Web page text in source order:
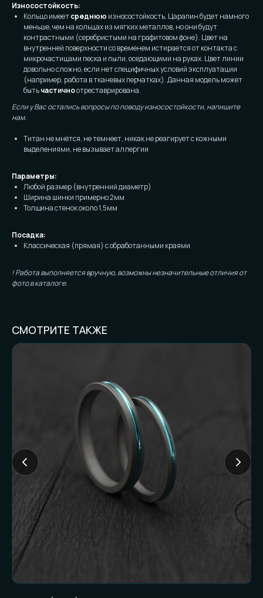
Износостойкость:
Кольцо имеетсреднюю износостойкость. Царапин будет намного
меньше, чем на кольцах из мягких металлов, но они будут
контрастными (серебристыми на графитовом фоне). Цвет на
внутренней поверхности со временем истирается от контакта с
микрочастицами песка и пыли, оседающими на руках. Цвет линии
довольно сложно, если нет специфичных условий эксплуатации
(например, работа в тканевых перчатках). Данная модель может
бытьчастичноотреставрирована.
Если у Вас остались вопросы по поводу износостойкости, напишите
нам.
Титан не мнётся, не темнеет, никак не реагирует с кожными
выделениями, не вызывает аллергии
Параметры:
Любой размер (внутренний диаметр)
Ширина шинки примерно 2мм
Толщина стенок около 1,5мм
Посадка:
Классическая (прямая) с обработанными краями
! Работа выполняется вручную, возможны незначительные отличия от
фото в каталоге.
СМОТРИТЕ ТАКЖЕ
Частые вопросы (и честные
ответы):
FAQ И ГОТОВНОСТЬ
К ЗАКАЗУ
Доставляете ли
наложенным
платежом?